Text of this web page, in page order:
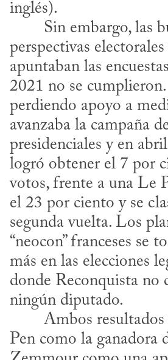
inglés).
perspectivas electorales
apuntaban las
2021 no se
perdiendo apoyo a
avanzaba la campaña
presidenciales y en
logró obtener el 7 por
votos, frente a una Le
el 23 por ciento y se
segunda vuelta. Los
“neocon” franceses se
más en las elecciones
donde Reconquista no
ningún diputado.
Pen como la ganadora